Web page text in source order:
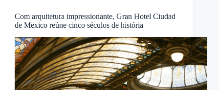
Com arquitetura impressionante, Gran Hotel Ciudad
de Mexico reúne cinco séculos de história